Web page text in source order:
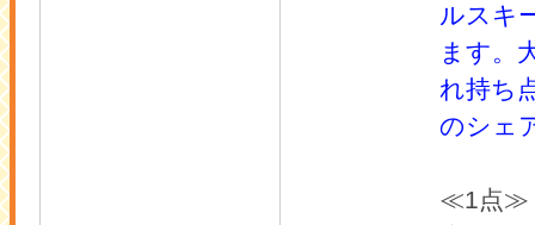
ルスキ
ます。
れ持ち
のシェ
≪1点≫